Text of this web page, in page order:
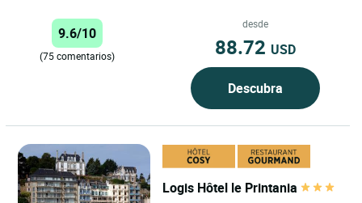
9.6/10
(75 comentarios)
desde
88.72 USD
Descubra
Logis Hôtel le Printania